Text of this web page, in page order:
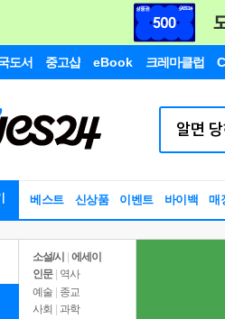
도서 중고샵 eBook 크레마클럽
베스트 신상품 이벤트 바이백 매
소설/시
에세이
인문
역사
예술 | 종교
사회 | 과학